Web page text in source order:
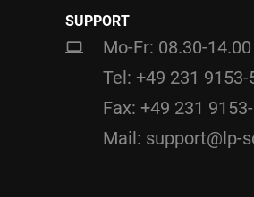
SUPPORT
Mo-Fr: 08.30-
Tel: +49 231 9153-
Fax: +49 231
Mail: support@lp-